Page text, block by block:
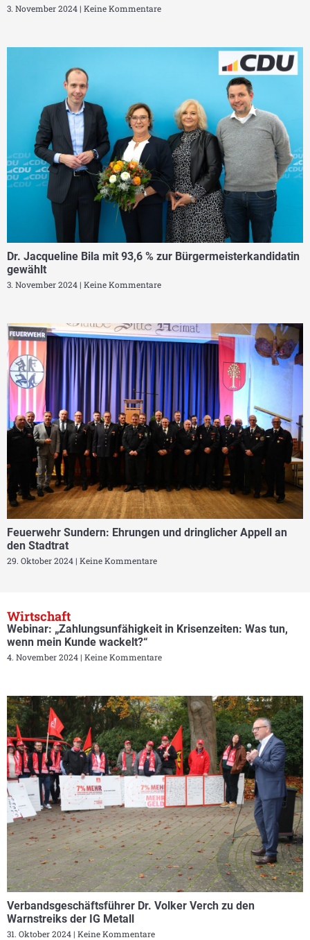
3. November 2024 Keine Kommentare
Dr. Jacqueline Bila mit 93,6 % zur Bürgermeisterkandidatin
gewählt
3. November 2024 Keine Kommentare
Feuerwehr Sundern: Ehrungen und dringlicher Appell an
den Stadtrat
29. Oktober 2024 Keine Kommentare
Wirtschaft
Webinar: „Zahlungsunfähigkeit in Krisenzeiten: Was tun,
wenn mein Kunde wackelt?“
4. November 2024 Keine Kommentare
Verbandsgeschäftsführer Dr. Volker Verch zu den
Warnstreiks der IG Metall
31. Oktober 2024 Keine Kommentare